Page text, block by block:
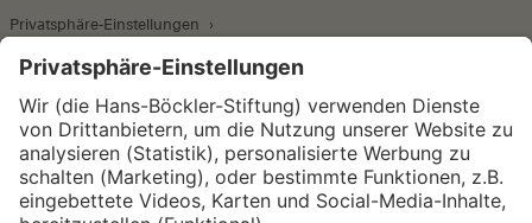
Privatsphäre-Einstellungen
Wirtschafts- und Sozialwissenschaftliches Institut
Institut für Makroökonomie und